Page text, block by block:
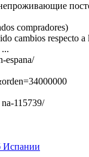
compradores)
cambios respecto
espana/
115739/
Испании